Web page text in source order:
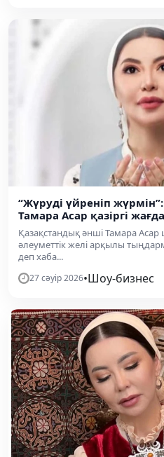
“Жүруді үйреніп
Тамара Асар қазіргі
Қазақстандық әнші Тамара
әлеуметтік желі арқылы
деп хаба...
27 сәуір 2026•Шоу-бизнес